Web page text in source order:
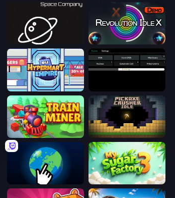
Space Company Revolution Idle X
Idle Hypermart Empire
Train Miner Pickaxe Crusher Idle
Planet Clicker 2 My Sugar Factory 3